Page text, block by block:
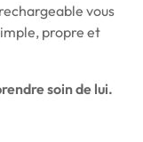
vous
propre et
soin de lui.